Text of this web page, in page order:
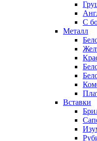
С
Металл
Вставки